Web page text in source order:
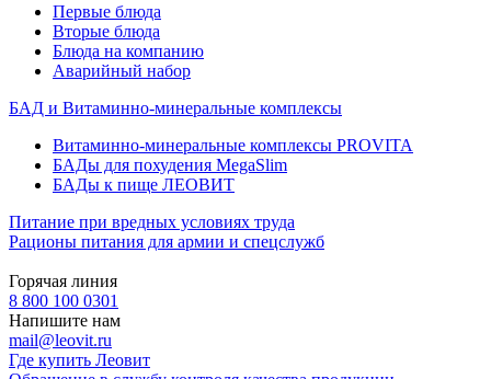
Первые блюда
Вторые блюда
Блюда на компанию
Аварийный набор
БАД и Витаминно-минеральные комплексы
Витаминно-минеральные комплексы PROVITA
БАДы для похудения MegaSlim
БАДы к пище ЛЕОВИТ
Питание при вредных условиях труда
Рационы питания для армии и спецслужб
Горячая линия
8 800 100 0301
Напишите нам
mail@leovit.ru
Где купить Леовит